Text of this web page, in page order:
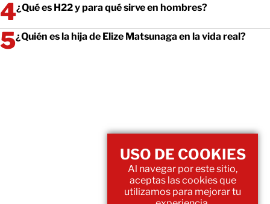
¿Qué es H22 y para qué sirve en hombres?
¿Quién es la hija de Elize Matsunaga en la vida real?
USO DE COOKIES
Al navegar por este sitio,
aceptas las cookies que
utilizamos para mejorar tu